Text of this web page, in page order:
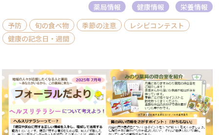
薬局情報 健康情報
栄養情報
予防
旬の食べ物 季節の注意
レシピコンテスト
健康の記念日・週間